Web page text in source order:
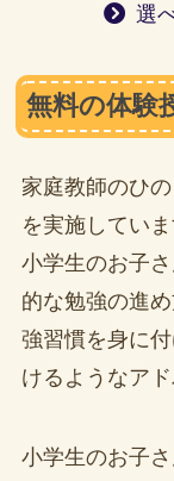
選
無料の体験
家庭教師のひ
を実施していま
小学生のお子
的な勉強の進
強習慣を身に
けるようなア
小学生のお子